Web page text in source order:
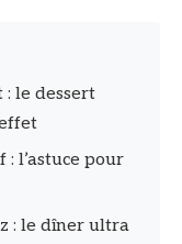
: le dessert
l’astuce pour
: le dîner ultra